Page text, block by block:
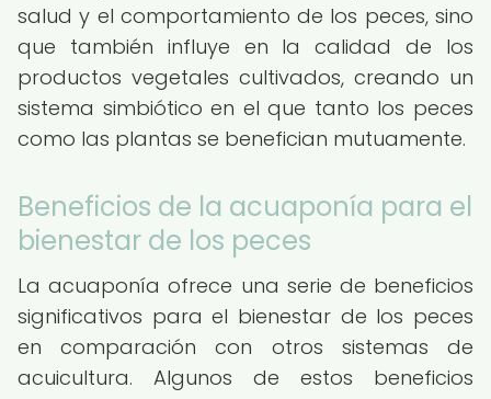
salud y el comportamiento de los peces, sino
que también influye en la calidad de los
productos vegetales cultivados, creando un
sistema simbiótico en el que tanto los peces
como las plantas se benefician mutuamente.
Beneficios de la acuaponía para el
bienestar de los peces
La acuaponía ofrece una serie de beneficios
significativos para el bienestar de los peces
en comparación con otros sistemas de
acuicultura. Algunos de estos beneficios